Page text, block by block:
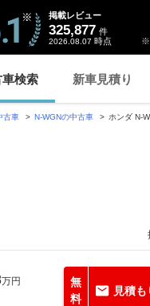
※
掲載レビュー
325,877 件
2026.08.07 時点
検索 新車見積り
古車 N-WGNの中古車 ホンダ N-
万円
無
料
見積